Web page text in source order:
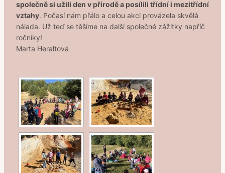
společně si užili den v přírodě a posílili třídní i mezitřídní
vztahy. Počasí nám přálo a celou akci provázela skvělá
nálada. Už teď se těšíme na další společné zážitky napříč
ročníky!
Marta Heraltová